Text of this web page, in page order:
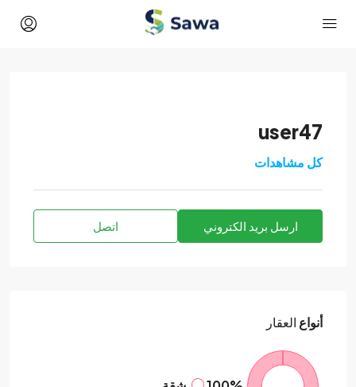
user47
كل مشاهدات
ارسل بريد الكتروني اتصل
أنواع العقار